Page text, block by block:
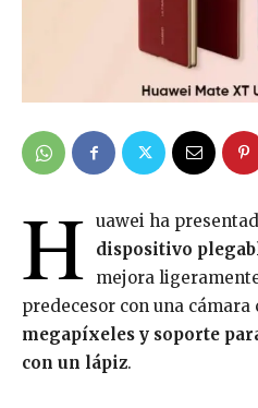
H uawei ha
dispositivo
mejora
predecesor con una cámara
megapíxeles y soporte
con un lápiz.